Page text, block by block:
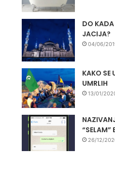
DO KADA
JACIJA?
04/06/
KAKO SE
UMRLIH
13/01/
“SELAM”
26/12/